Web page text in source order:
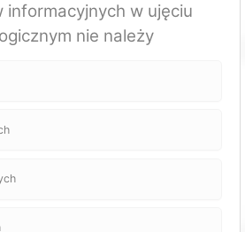
informacyjnych w ujęciu
nie należy